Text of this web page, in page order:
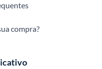
compra?